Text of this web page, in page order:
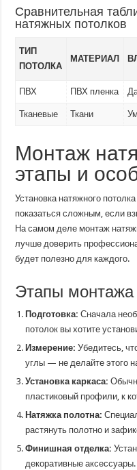
Сравнительная
натяжных потолков
ТИП
ПОТОЛКА
МАТЕРИАЛ
ПВХ ПВХ пленка
Тканевые Ткани
Монтаж
этапы и
Установка натяжного
показаться сложным, если
На самом деле монтаж
лучше доверить
будет полезно для каждого.
Этапы монтажа
Подготовка: Сначала
потолок вы хотите
Измерение: Убедитесь,
углы — не делайте этого
Установка каркаса:
пластиковый профили, к
Натяжка полотна:
растянуть полотно и
Финишная отделка:
декоративные аксессуары.